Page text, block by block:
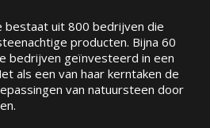
bestaat uit 800 bedrijven die
producten. Bijna 60
bedrijven geïnvesteerd in een
als een van haar kerntaken de
van natuursteen door